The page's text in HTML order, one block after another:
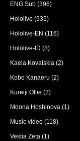
ENG Sub (396)
Hololive (935)
Hololive-EN (116)
Hololive-ID (8)
Kaela Kovalskia (2)
Kobo Kanaeru (2)
Kureiji Ollie (2)
Moona Hoshinova (1)
Music video (118)
Vestia Zeta (1)